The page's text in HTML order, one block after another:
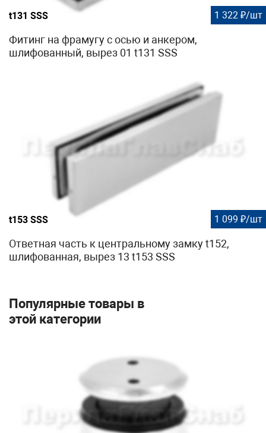
t131 SSS 1 322 ₽/шт
Фитинг на фрамугу с осью и анкером,
шлифованный, вырез 01 t131 SSS
t153 SSS 1 099 ₽/шт
Ответная часть к центральному замку t152,
шлифованная, вырез 13 t153 SSS
Популярные товары в
этой категории